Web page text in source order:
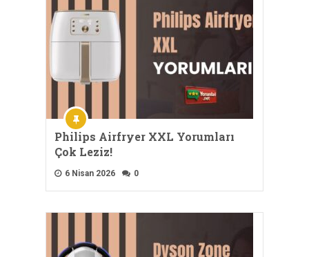
Philips Airfryer XXL Yorumları
Çok Leziz!
6 Nisan 2026 0